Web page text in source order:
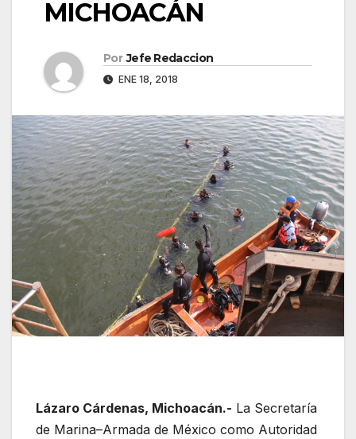
MICHOACÁN
Por Jefe Redaccion
ENE 18, 2018
Lázaro Cárdenas, Michoacán.- La Secretaría
de Marina–Armada de México como Autoridad